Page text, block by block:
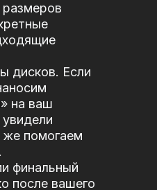
дисков. Если
на ваш
же помогаем
финальный
после вашего